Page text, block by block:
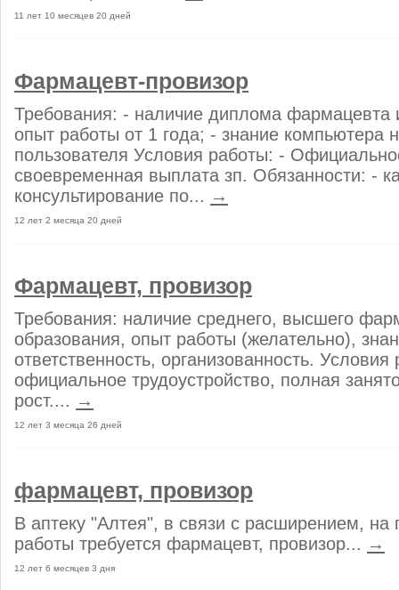
11 лет 10 месяцев 20 дней
Фармацевт-провизор
Требования: - наличие диплома фармацевта
опыт работы от 1 года; - знание компьютера
пользователя Условия работы: -
своевременная выплата зп. Обязанности: -
консультирование по... →
12 лет 2 месяца 20 дней
Фармацевт, провизор
Требования: наличие среднего, высшего
образования, опыт работы (желательно),
ответственность, организованность. Условия
официальное трудоустройство, полная
рост.... →
12 лет 3 месяца 26 дней
фармацевт, провизор
В аптеку "Алтея", в связи с расширением, на
работы требуется фармацевт, провизор... →
12 лет 6 месяцев 3 дня